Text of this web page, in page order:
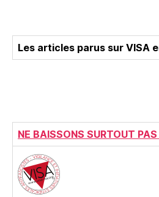
Les articles parus sur VISA
NE BAISSONS SURTOUT